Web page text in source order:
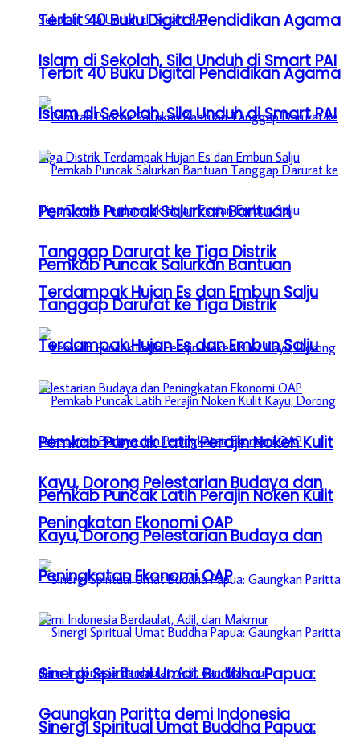
Terbit 40 Buku Digital Pendidikan Agama
Islam di Sekolah, Sila Unduh di Smart PAI
Pemkab Puncak Salurkan Bantuan
Tanggap Darurat ke Tiga Distrik
Terdampak Hujan Es dan Embun Salju
Pemkab Puncak Latih Perajin Noken Kulit
Kayu, Dorong Pelestarian Budaya dan
Peningkatan Ekonomi OAP
Sinergi Spiritual Umat Buddha Papua:
Gaungkan Paritta demi Indonesia
Terbit 40 Buku Digital Pendidikan Agama
Islam di Sekolah, Sila Unduh di Smart PAI
Pemkab Puncak Salurkan Bantuan
Tanggap Darurat ke Tiga Distrik
Terdampak Hujan Es dan Embun Salju
Pemkab Puncak Latih Perajin Noken Kulit
Kayu, Dorong Pelestarian Budaya dan
Peningkatan Ekonomi OAP
Sinergi Spiritual Umat Buddha Papua: